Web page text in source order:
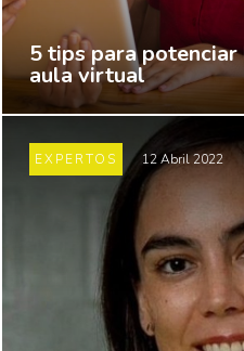
5 tips para
aula virtual
EXPERTOS 12 Abril 2022